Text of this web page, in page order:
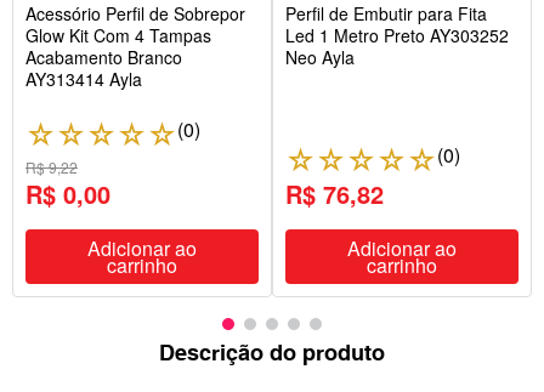
Acessório Perfil de Sobrepor
Glow Kit Com 4 Tampas
Acabamento Branco
AY313414 Ayla
☆☆☆☆☆(0)
R$ 9,22
R$ 0,00
Adicionar ao
carrinho
Perfil de Embutir para Fita
Led 1 Metro Preto AY303252
Neo Ayla
☆☆☆☆☆(0)
R$ 76,82
Adicionar ao
carrinho
Descrição do produto